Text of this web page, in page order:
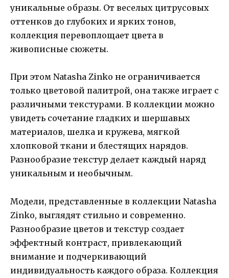
уникальные образы. От веселых цитрусовых
оттенков до глубоких и ярких тонов,
коллекция перевоплощает цвета в
живописные сюжеты.
При этом Natasha Zinko не ограничивается
только цветовой палитрой, она также играет с
различными текстурами. В коллекции можно
увидеть сочетание гладких и шершавых
материалов, шелка и кружева, мягкой
хлопковой ткани и блестящих нарядов.
Разнообразие текстур делает каждый наряд
уникальным и необычным.
Модели, представленные в коллекции Natasha
Zinko, выглядят стильно и современно.
Разнообразие цветов и текстур создает
эффектный контраст, привлекающий
внимание и подчеркивающий
индивидуальность каждого образа. Коллекция